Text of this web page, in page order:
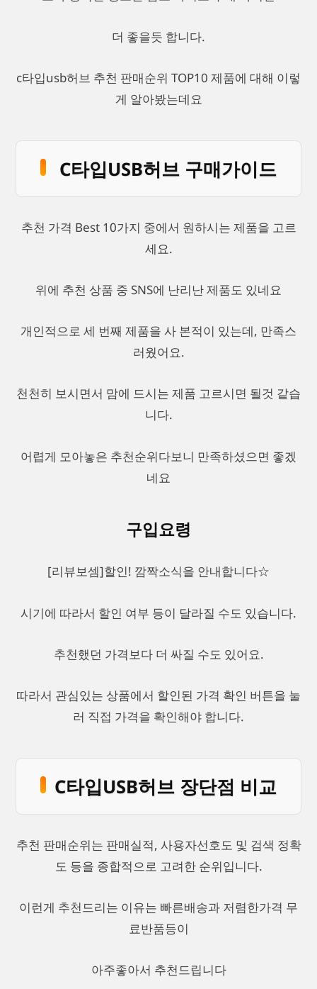
더 좋을듯 합니다.
c타입usb허브 추천 판매순위 TOP10 제품에 대해 이렇
게 알아봤는데요
C타입USB허브 구매가이드
추천 가격 Best 10가지 중에서 원하시는 제품을 고르
세요.
위에 추천 상품 중 SNS에 난리난 제품도 있네요
개인적으로 세 번째 제품을 사 본적이 있는데, 만족스
러웠어요.
천천히 보시면서 맘에 드시는 제품 고르시면 될것 같습
니다.
어렵게 모아놓은 추천순위다보니 만족하셨으면 좋겠
네요
구입요령
[리뷰보셈]할인! 깜짝소식을 안내합니다☆
시기에 따라서 할인 여부 등이 달라질 수도 있습니다.
추천했던 가격보다 더 싸질 수도 있어요.
따라서 관심있는 상품에서 할인된 가격 확인 버튼을 눌
러 직접 가격을 확인해야 합니다.
C타입USB허브 장단점 비교
추천 판매순위는 판매실적, 사용자선호도 및 검색 정확
도 등을 종합적으로 고려한 순위입니다.
이런게 추천드리는 이유는 빠른배송과 저렴한가격 무
료반품등이
아주좋아서 추천드립니다